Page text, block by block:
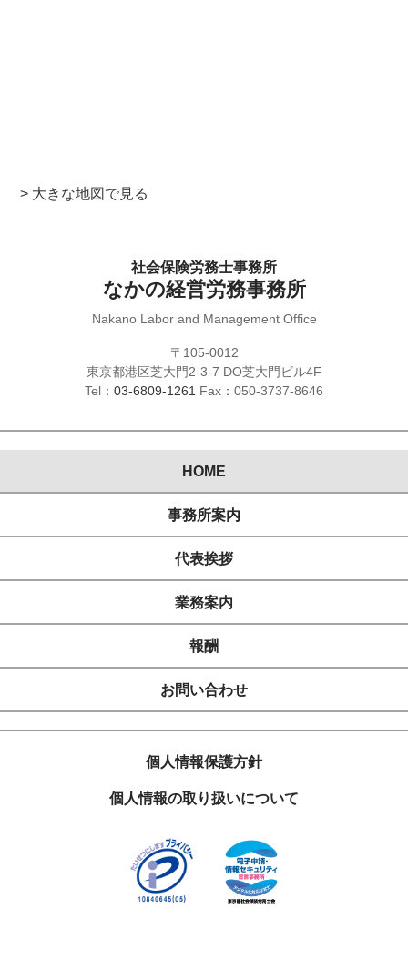
社会保険労務士事務所
なかの経営労務事務所
Nakano Labor and Management Office
〒105-0012
東京都港区芝大門2-3-7 DO芝大門ビル4F
Tel： 03-6809-1261 Fax：050-3737-8646
HOME
事務所案内
代表挨拶
業務案内
報酬
お問い合わせ
個人情報保護方針
個人情報の取り扱いについて
> 大きな地図で見る